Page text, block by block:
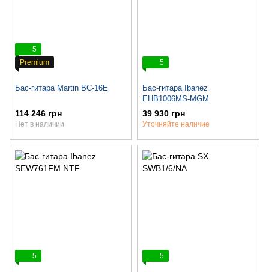
5
Premium
Бас-гитара Martin BC-16E
114 246 грн
Нет в наличии
5
Бас-гитара Ibanez
EHB1006MS-MGM
39 930 грн
Уточняйте наличие
5 5